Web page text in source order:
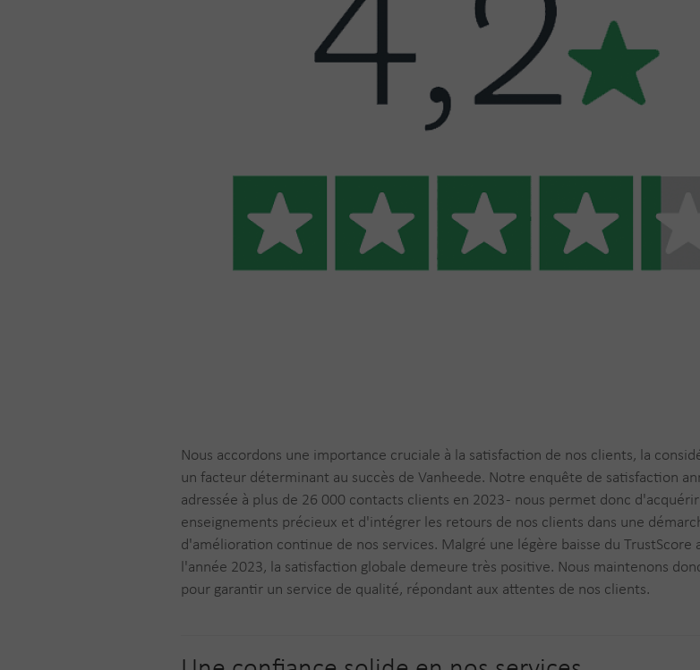
Nous accordons une importance cruciale à la satisfaction de nos clients, la
un facteur déterminant au succès de Vanheede. Notre enquête de satisfaction
adressée à plus de 26 000 contacts clients en 2023 - nous permet donc
enseignements précieux et d'intégrer les retours de nos clients dans une
d'amélioration continue de nos services. Malgré une légère baisse du TrustScore
l'année 2023, la satisfaction globale demeure très positive. Nous maintenons
pour garantir un service de qualité, répondant aux attentes de nos clients.